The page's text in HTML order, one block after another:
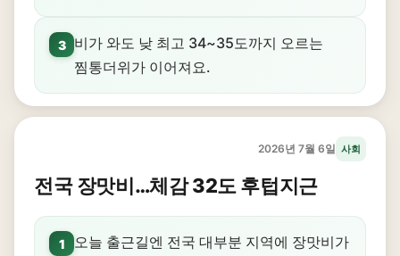
3
비가 와도 낮 최고 34~35도까지 오르는
찜통더위가 이어져요.
2026년 7월 6일 사회
전국 장맛비…체감 32도 후텁지근
1
오늘 출근길엔 전국 대부분 지역에 장맛비가